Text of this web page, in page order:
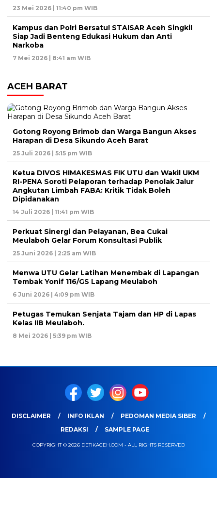
23 Mei 2026 | 11:40 pm WIB
Kampus dan Polri Bersatu! STAISAR Aceh Singkil
Siap Jadi Benteng Edukasi Hukum dan Anti
Narkoba
7 Mei 2026 | 8:41 am WIB
ACEH BARAT
Gotong Royong Brimob dan Warga Bangun Akses
Harapan di Desa Sikundo Aceh Barat
25 Juli 2026 | 5:15 pm WIB
Ketua DIVOS HIMAKESMAS FIK UTU dan Wakil UKM
RI-PENA Soroti Pelaporan terhadap Penolak Jalur
Angkutan Limbah FABA: Kritik Tidak Boleh
Dipidanakan
14 Juli 2026 | 11:41 pm WIB
Perkuat Sinergi dan Pelayanan, Bea Cukai
Meulaboh Gelar Forum Konsultasi Publik
25 Juni 2026 | 2:25 am WIB
Menwa UTU Gelar Latihan Menembak di Lapangan
Tembak Yonif 116/GS Lapang Meulaboh
6 Juni 2026 | 4:09 pm WIB
Petugas Temukan Senjata Tajam dan HP di Lapas
Kelas IIB Meulaboh.
8 Mei 2026 | 5:39 pm WIB
DISCLAIMER INFO IKLAN
PEDOMAN MEDIA SIBER
REDAKSI
SAMPLE PAGE
COPYRIGHT © 2026 DETIKACEH.COM - ALL RIGHTS RESERVED